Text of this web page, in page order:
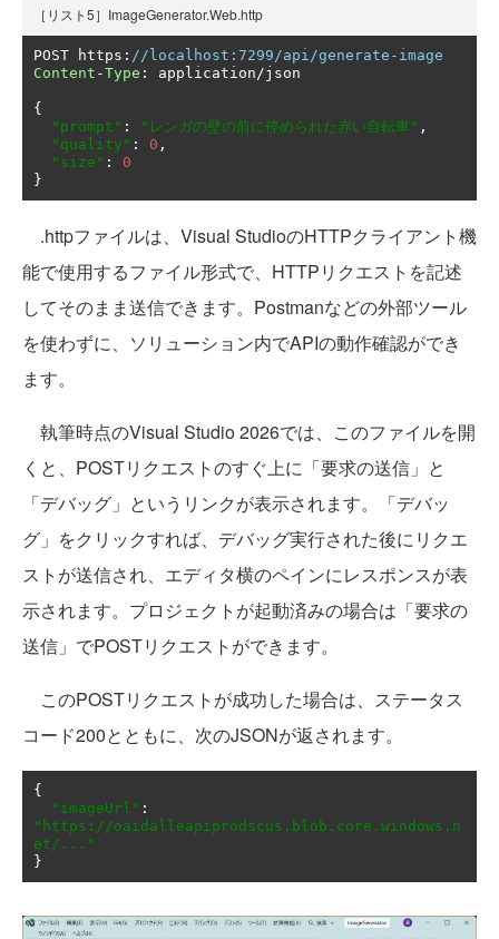
［リスト5］ImageGenerator.Web.http
POST https : //localhost:7299/api/generate-image
Content -Type : application/json
{
"prompt" : "レンガの壁の前に停められた赤い自転車" ,
"quality" : 0 ,
"size" :
0
}
.httpファイルは、Visual StudioのHTTPクライアント機
能で使用するファイル形式で、HTTPリクエストを記述
してそのまま送信できます。Postmanなどの外部ツール
を使わずに、ソリューション内でAPIの動作確認ができ
ます。
執筆時点のVisual Studio 2026では、このファイルを開
くと、POSTリクエストのすぐ上に「要求の送信」と
「デバッグ」というリンクが表示されます。「デバッ
グ」をクリックすれば、デバッグ実行された後にリクエ
ストが送信され、エディタ横のペインにレスポンスが表
示されます。プロジェクトが起動済みの場合は「要求の
送信」でPOSTリクエストができます。
このPOSTリクエストが成功した場合は、ステータス
コード200とともに、次のJSONが返されます。
{
"imageUrl" :
"https://oaidalleapiprodscus.blob.core.windows.n
et/..."
}